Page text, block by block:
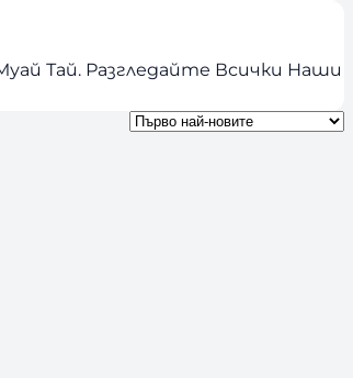
Тай. Разгледайте Всички Наши